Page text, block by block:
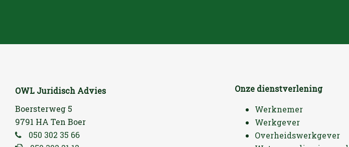
OWL Juridisch Advies
Boersterweg 5
9791 HA Ten Boer
050 302 35 66
Onze dienstverlening
Werknemer
Werkgever
Overheidswerkgever